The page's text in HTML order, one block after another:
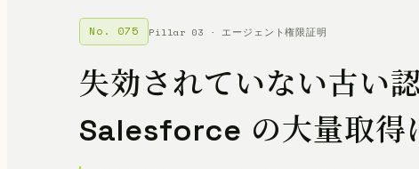
No. 075 Pillar 03 · エージェント権限証明
失効されていない古い
Salesforce の大量取得